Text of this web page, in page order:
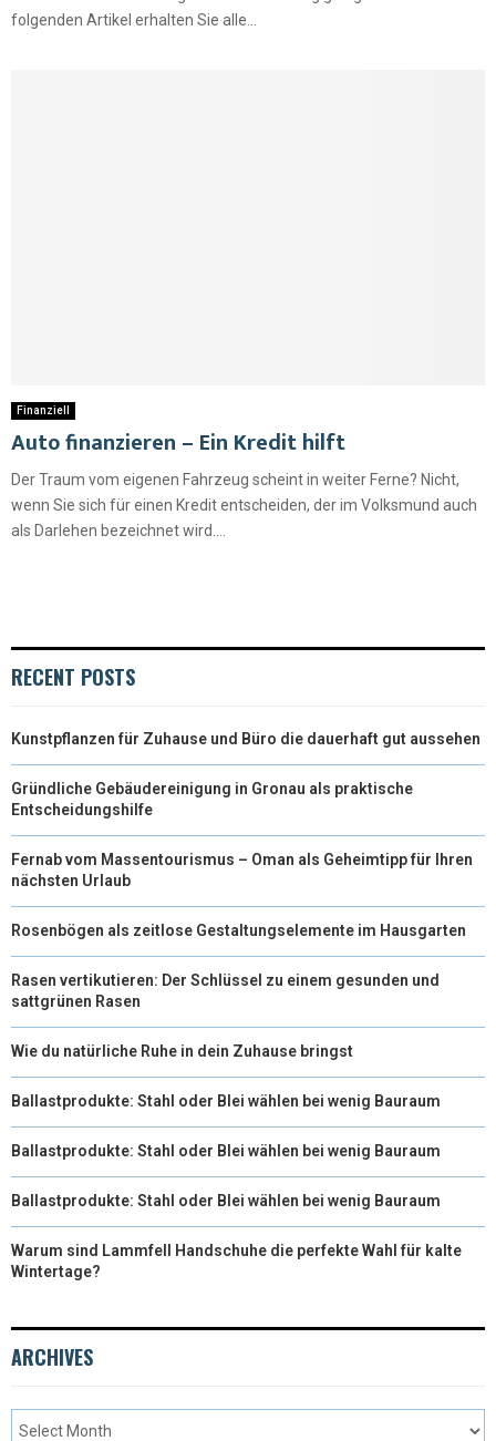
folgenden Artikel erhalten Sie alle...
Finanziell
Auto finanzieren – Ein Kredit hilft
Der Traum vom eigenen Fahrzeug scheint in weiter Ferne? Nicht,
wenn Sie sich für einen Kredit entscheiden, der im Volksmund auch
als Darlehen bezeichnet wird....
RECENT POSTS
Kunstpflanzen für Zuhause und Büro die dauerhaft gut aussehen
Gründliche Gebäudereinigung in Gronau als praktische
Entscheidungshilfe
Fernab vom Massentourismus – Oman als Geheimtipp für Ihren
nächsten Urlaub
Rosenbögen als zeitlose Gestaltungselemente im Hausgarten
Rasen vertikutieren: Der Schlüssel zu einem gesunden und
sattgrünen Rasen
Wie du natürliche Ruhe in dein Zuhause bringst
Ballastprodukte: Stahl oder Blei wählen bei wenig Bauraum
Ballastprodukte: Stahl oder Blei wählen bei wenig Bauraum
Ballastprodukte: Stahl oder Blei wählen bei wenig Bauraum
Warum sind Lammfell Handschuhe die perfekte Wahl für kalte
Wintertage?
ARCHIVES